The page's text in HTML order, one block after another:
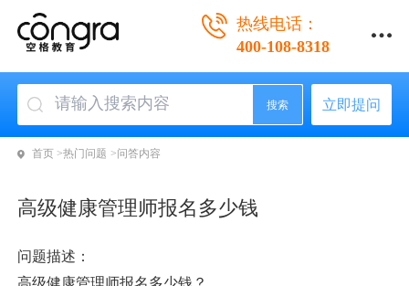
热线电话：
400-108-8318
搜索 立即提问
首页 >热门问题 >问答内容
高级健康管理师报名多少钱
问题描述：